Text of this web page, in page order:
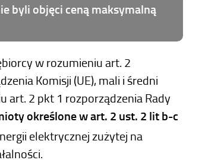
byli objęci ceną maksymalną
w rozumieniu art. 2
Komisji (UE), mali i średni
art. 2 pkt 1 rozporządzenia Rady
określone w art. 2 ust. 2 lit b-c
elektrycznej zużytej na